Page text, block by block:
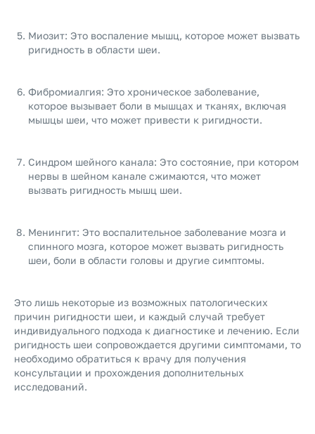
Миозит: Это воспаление мышц, которое может вызвать
ригидность в области шеи.
Фибромиалгия: Это хроническое заболевание,
которое вызывает боли в мышцах и тканях, включая
мышцы шеи, что может привести к ригидности.
Синдром шейного канала: Это состояние, при котором
нервы в шейном канале сжимаются, что может
вызвать ригидность мышц шеи.
Менингит: Это воспалительное заболевание мозга и
спинного мозга, которое может вызвать ригидность
шеи, боли в области головы и другие симптомы.
Это лишь некоторые из возможных патологических
причин ригидности шеи, и каждый случай требует
индивидуального подхода к диагностике и лечению. Если
ригидность шеи сопровождается другими симптомами, то
необходимо обратиться к врачу для получения
консультации и прохождения дополнительных
исследований.